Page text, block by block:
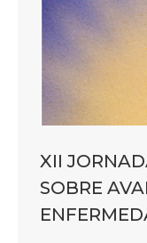
XII
SOBRE